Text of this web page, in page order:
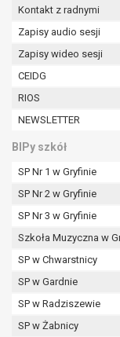
Kontakt z radnymi
Zapisy audio sesji
Zapisy wideo sesji
CEIDG
RIOS
NEWSLETTER
BIPy szkół
SP Nr 1 w Gryfinie
SP Nr 2 w Gryfinie
SP Nr 3 w Gryfinie
Szkoła Muzyczna w
SP w Chwarstnicy
SP w Gardnie
SP w Radziszewie
SP w Żabnicy
przez
Organem
W
umownym.
tym również